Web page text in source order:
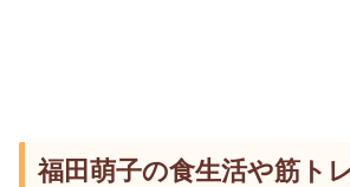
福田萌子の食生活や筋ト